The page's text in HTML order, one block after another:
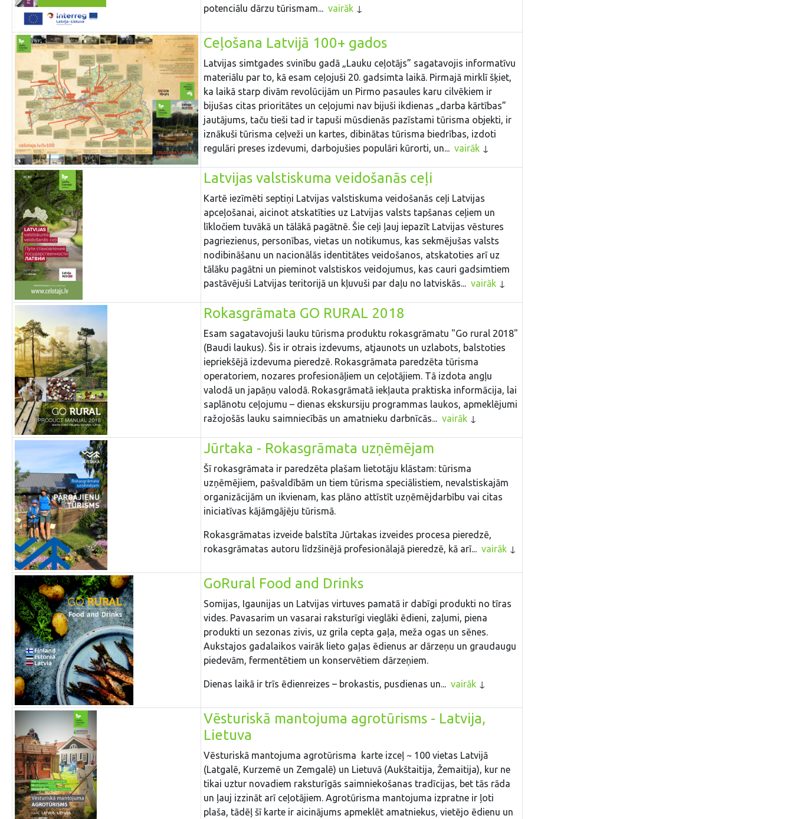
potenciālu dārzu tūrismam... vairāk
Ceļošana Latvijā 100+ gados
Latvijas simtgades svinību gadā „Lauku ceļotājs” sagatavojis informatīvu
materiālu par to, kā esam ceļojuši 20. gadsimta laikā. Pirmajā mirklī šķiet,
ka laikā starp divām revolūcijām un Pirmo pasaules karu cilvēkiem ir
bijušas citas prioritātes un ceļojumi nav bijuši ikdienas „darba kārtības”
jautājums, taču tieši tad ir tapuši mūsdienās pazīstami tūrisma objekti, ir
iznākuši tūrisma ceļveži un kartes, dibinātas tūrisma biedrības, izdoti
regulāri preses izdevumi, darbojušies populāri kūrorti, un... vairāk
Latvijas valstiskuma veidošanās ceļi
Kartē iezīmēti septiņi Latvijas valstiskuma veidošanās ceļi Latvijas
apceļošanai, aicinot atskatīties uz Latvijas valsts tapšanas ceļiem un
līkločiem tuvākā un tālākā pagātnē. Šie ceļi ļauj iepazīt Latvijas vēstures
pagriezienus, personības, vietas un notikumus, kas sekmējušas valsts
nodibināšanu un nacionālās identitātes veidošanos, atskatoties arī uz
tālāku pagātni un pieminot valstiskos veidojumus, kas cauri gadsimtiem
pastāvējuši Latvijas teritorijā un kļuvuši par daļu no latviskās... vairāk
Rokasgrāmata GO RURAL 2018
Esam sagatavojuši lauku tūrisma produktu rokasgrāmatu "Go rural 2018"
(Baudi laukus). Šis ir otrais izdevums, atjaunots un uzlabots, balstoties
iepriekšējā izdevuma pieredzē. Rokasgrāmata paredzēta tūrisma
operatoriem, nozares profesionāļiem un ceļotājiem. Tā izdota angļu
valodā un japāņu valodā. Rokasgrāmatā iekļauta praktiska informācija, lai
saplānotu ceļojumu – dienas ekskursiju programmas laukos, apmeklējumi
ražojošās lauku saimniecībās un amatnieku darbnīcās... vairāk
Jūrtaka - Rokasgrāmata uzņēmējam
Šī rokasgrāmata ir paredzēta plašam lietotāju klāstam: tūrisma
uzņēmējiem, pašvaldībām un tiem tūrisma speciālistiem, nevalstiskajām
organizācijām un ikvienam, kas plāno attīstīt uzņēmējdarbību vai citas
iniciatīvas kājāmgājēju tūrismā.
Rokasgrāmatas izveide balstīta Jūrtakas izveides procesa pieredzē,
rokasgrāmatas autoru līdzšinējā profesionālajā pieredzē, kā arī... vairāk
GoRural Food and Drinks
Somijas, Igaunijas un Latvijas virtuves pamatā ir dabīgi produkti no tīras
vides. Pavasarim un vasarai raksturīgi vieglāki ēdieni, zaļumi, piena
produkti un sezonas zivis, uz grila cepta gaļa, meža ogas un sēnes.
Aukstajos gadalaikos vairāk lieto gaļas ēdienus ar dārzeņu un graudaugu
piedevām, fermentētiem un konservētiem dārzeņiem.
Dienas laikā ir trīs ēdienreizes – brokastis, pusdienas un... vairāk
Vēsturiskā mantojuma agrotūrisms - Latvija,
Lietuva
Vēsturiskā mantojuma agrotūrisma karte izceļ ~ 100 vietas Latvijā
(Latgalē, Kurzemē un Zemgalē) un Lietuvā (Aukštaitija, Žemaitija), kur ne
tikai uztur novadiem raksturīgās saimniekošanas tradīcijas, bet tās rāda
un ļauj izzināt arī ceļotājiem. Agrotūrisma mantojuma izpratne ir ļoti
plaša, tādēļ šī karte ir aicinājums apmeklēt amatniekus, vietējo ēdienu un